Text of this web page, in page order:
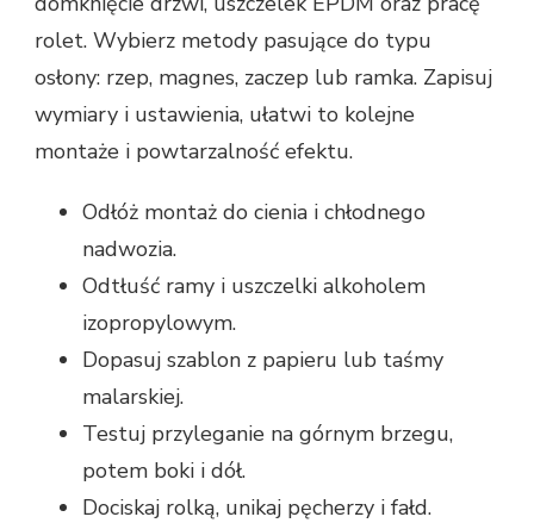
rolet. Wybierz metody pasujące do typu
osłony: rzep, magnes, zaczep lub ramka. Zapisuj
wymiary i ustawienia, ułatwi to kolejne
montaże i powtarzalność efektu.
Odłóż montaż do cienia i chłodnego
nadwozia.
Odtłuść ramy i uszczelki alkoholem
izopropylowym.
Dopasuj szablon z papieru lub taśmy
malarskiej.
Testuj przyleganie na górnym brzegu,
potem boki i dół.
Dociskaj rolką, unikaj pęcherzy i fałd.